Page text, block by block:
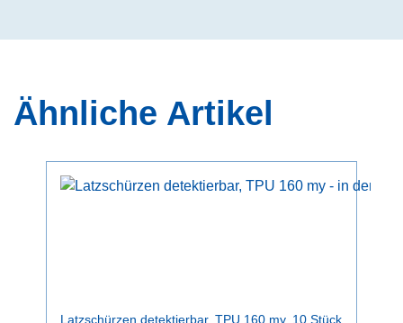
Ähnliche Artikel
Latzschürzen detektierbar, TPU 160 my, 10 Stück